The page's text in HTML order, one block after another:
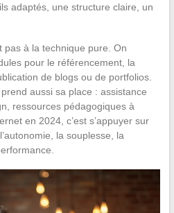
adaptés, une structure claire, un
pas à la technique pure. On
pour le référencement, la
de blogs ou de portfolios.
aussi sa place : assistance
ressources pédagogiques à
en 2024, c’est s’appuyer sur
la souplesse, la